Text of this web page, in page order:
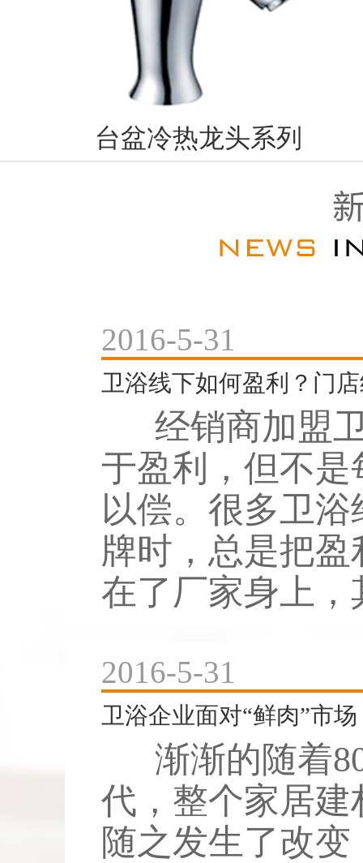
台盆冷热龙头系列
2016-5-31
卫浴线下如何盈利？门
经销商加盟卫
于盈利，但不
以偿。很多卫
牌时，总是把
在了厂家身上，
2016-5-31
卫浴企业面对“鲜肉”市
渐渐的随着80
代，整个家居
随之发生了改